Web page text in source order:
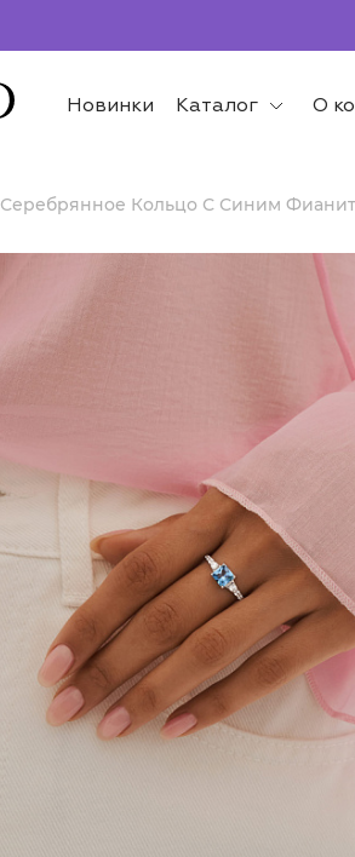
Новинки Каталог О
Серебрянное Кольцо С Синим